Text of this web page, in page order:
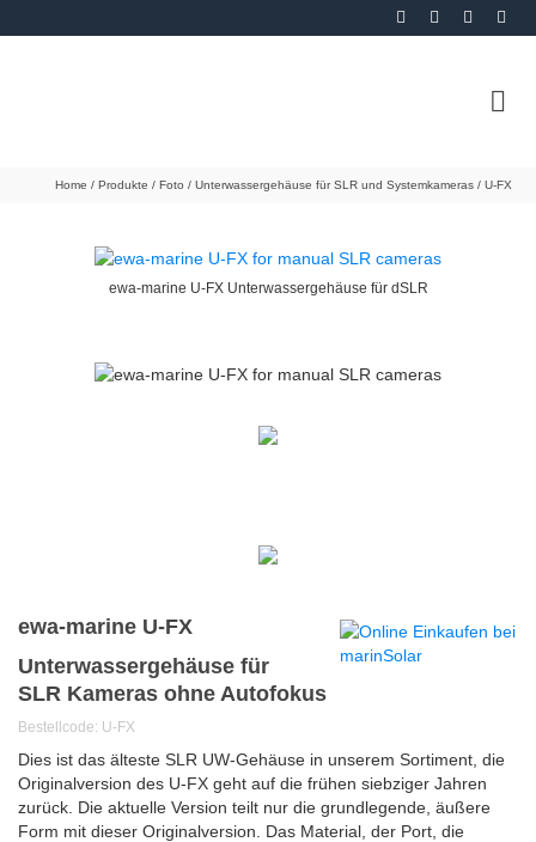
Home / Produkte / Foto / Unterwassergehäuse für SLR und Systemkameras / U-FX
ewa-marine U-FX Unterwassergehäuse für dSLR
ewa-marine U-FX
Unterwassergehäuse für
SLR Kameras ohne Autofokus
Bestellcode: U-FX
Dies ist das älteste SLR UW-Gehäuse in unserem Sortiment, die
Originalversion des U-FX geht auf die frühen siebziger Jahren
zurück. Die aktuelle Version teilt nur die grundlegende, äußere
Form mit dieser Originalversion.
Das Material, der Port, die